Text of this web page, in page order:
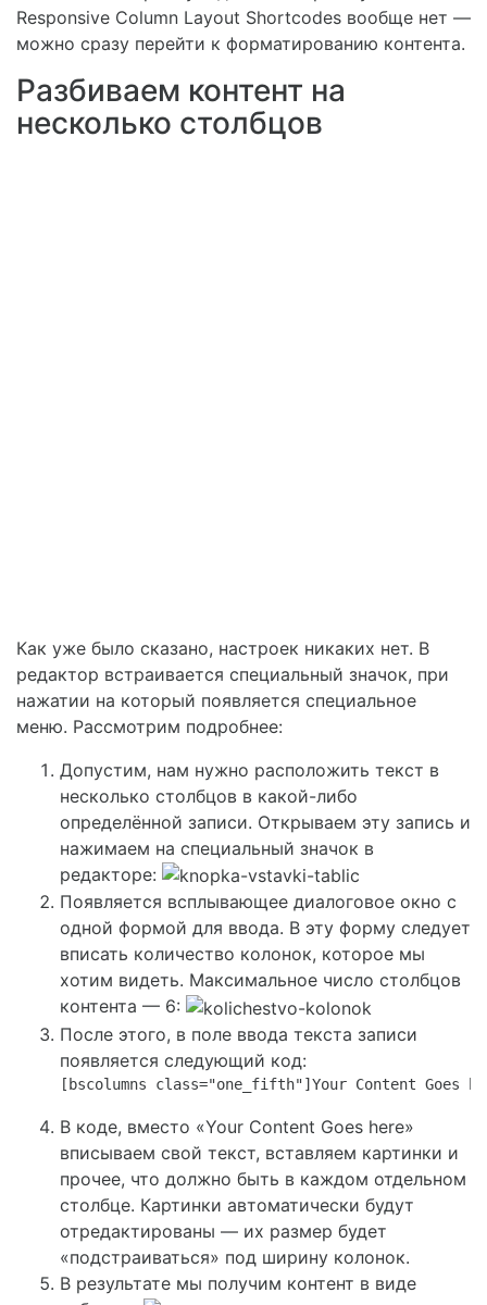
Responsive Column Layout Shortcodes вообще нет —
можно сразу перейти к форматированию контента.
Разбиваем контент на
несколько столбцов
Как уже было сказано, настроек никаких нет. В
редактор встраивается специальный значок, при
нажатии на который появляется специальное
меню. Рассмотрим подробнее:
Допустим, нам нужно расположить текст в
несколько столбцов в какой-либо
определённой записи. Открываем эту запись и
нажимаем на специальный значок в
редакторе:
Появляется всплывающее диалоговое окно с
одной формой для ввода. В эту форму следует
вписать количество колонок, которое мы
хотим видеть. Максимальное число столбцов
контента — 6:
После этого, в поле ввода текста записи
появляется следующий код:
[bscolumns class="one_fifth"]Your Content Goes
В коде, вместо «Your Content Goes here»
вписываем свой текст, вставляем картинки и
прочее, что должно быть в каждом отдельном
столбце. Картинки автоматически будут
отредактированы — их размер будет
«подстраиваться» под ширину колонок.
В результате мы получим контент в виде